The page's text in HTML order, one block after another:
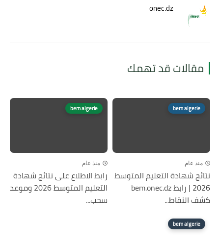
onec.dz
مقالات قد تهمك
bem algerie
منذ عام
نتائج شهادة التعليم المتوسط
2026 | رابط bem.onec.dz
كشف النقاط...
bem algerie
منذ عام
رابط الاطلاع على نتائج شهادة
التعليم المتوسط 2026 وموعد
سحب...
bem algerie